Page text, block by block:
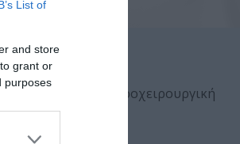
List of
and store
grant or
purposes
εξελιγμένη μικροχειρουργική